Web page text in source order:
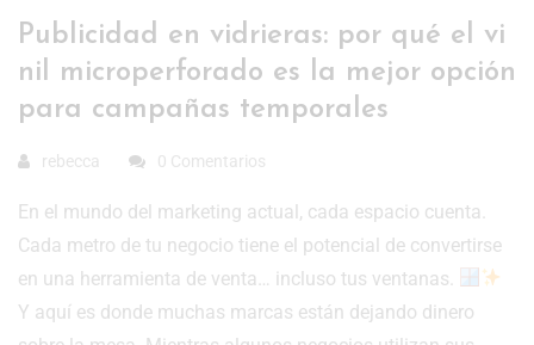
Publicidad en vidrieras: por qué el vi
nil microperforado es la mejor opción
para campañas temporales
rebecca 0 Comentarios
En el mundo del marketing actual, cada espacio cuenta.
Cada metro de tu negocio tiene el potencial de convertirse
en una herramienta de venta… incluso tus ventanas.
Y aquí es donde muchas marcas están dejando dinero